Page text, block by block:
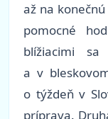
až na
pomocné
blížiacimi
a v
o týždeň v
príprava.